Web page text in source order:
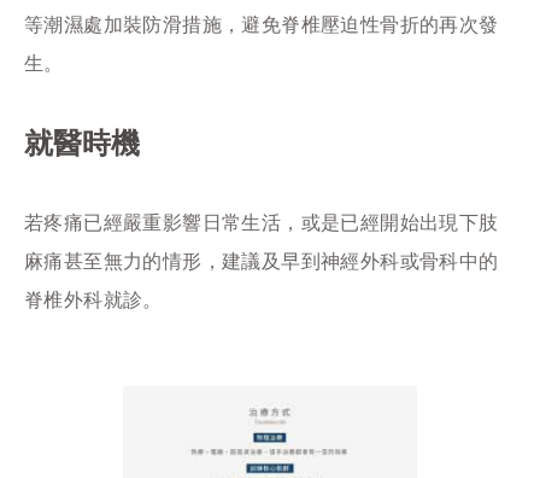
等潮濕處加裝防滑措施，避免脊椎壓迫性骨折的再次發
生。
就醫時機
若疼痛已經嚴重影響日常生活，或是已經開始出現下肢
麻痛甚至無力的情形，建議及早到神經外科或骨科中的
脊椎外科就診。